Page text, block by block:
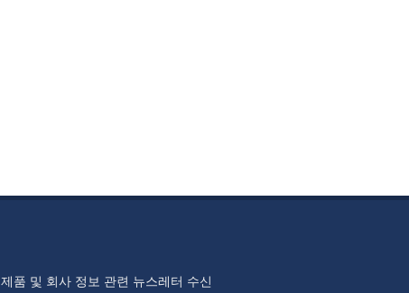
제품 및 회사 정보 관련 뉴스레터 수신